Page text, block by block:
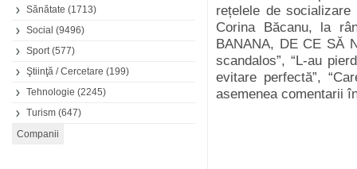
Sănătate (1713)
Social (9496)
Sport(577)
Ştiinţă / Cercetare (199)
Tehnologie (2245)
Turism (647)
rețelele de
Corina Băcanu, la
BANANA, DE CE SĂ
scandalos”, “L-au
evitare perfectă”,
asemenea comentarii